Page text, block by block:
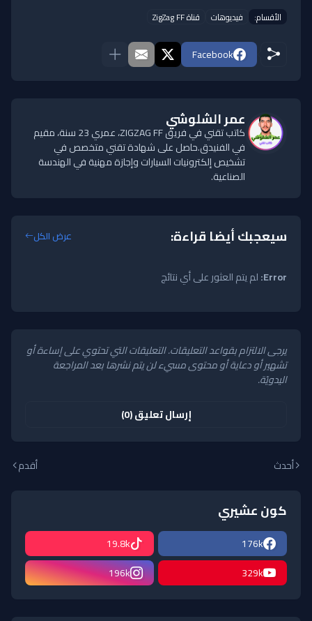
الأقسام: فيديوهات قناة ZigZag FF
Facebook
عمر الشلوشي
كاتب تقني في فريق ZIGZAG FF، عمري 23 سنة، مقيم
في الفنيدق.حاصل على شهادة تقني متخصص في
تشخيص إلكترونيات السيارات وإجازة مهنية في الهندسة
الصناعية.
سيعجبك أيضا قراءة: عرض الكل
Error: لم يتم العثور على أي نتائج
يرجى الالتزام بقواعد التعليقات. التعليقات التي تحتوي على إساءة أو
تشهير أو دعاية أو محتوى مسيء لن يتم نشرها بعد المراجعة
اليدويّة.
إرسال تعليق (0)
أحدث أقدم
كون عشيري
176k
19.8k
329k
196k